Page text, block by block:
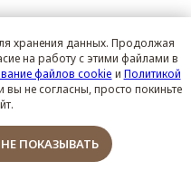
хранения данных. Продолжая
на работу с этими файлами в
файлов cookie и Политикой
вы не согласны, просто покиньте
ПОКАЗЫВАТЬ
проект